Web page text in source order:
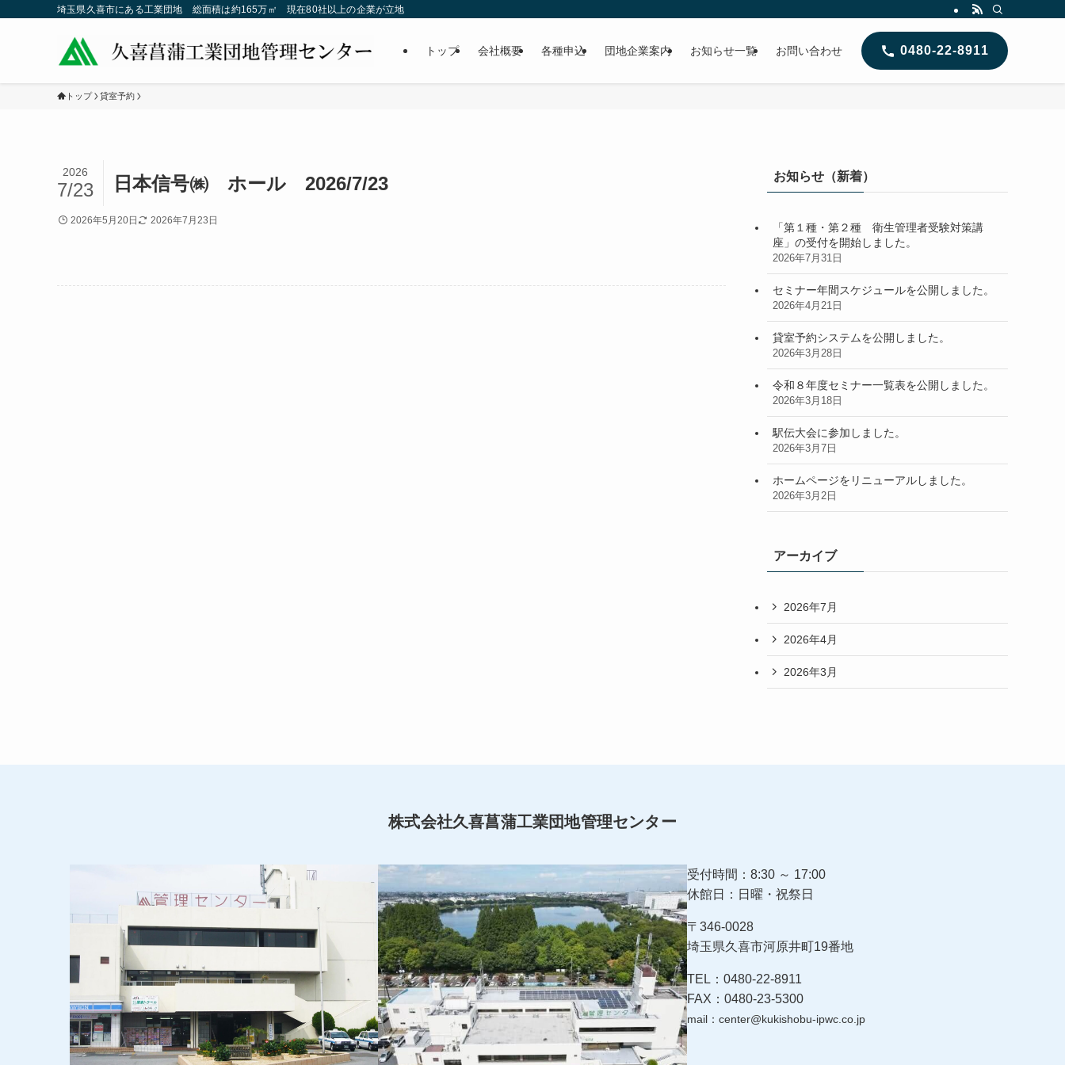
埼玉県久喜市にある工業団地 総面積は約165万㎡ 現在80社以上の企業が立地
トップ 会社概要 各種申込 団地企業案内 お知らせ一覧 お問い合わせ 0480-22-8911
トップ 貸室予約
日本信号㈱ ホール 2026/7/23
2026
7/23
2026年5月20日 2026年7月23日
お知らせ（新着）
「第１種・第２種 衛生管理者受験対策講
座」の受付を開始しました。
2026年7月31日
セミナー年間スケジュールを公開しました。
2026年4月21日
貸室予約システムを公開しました。
2026年3月28日
令和８年度セミナー一覧表を公開しました。
2026年3月18日
駅伝大会に参加しました。
2026年3月7日
ホームページをリニューアルしました。
2026年3月2日
アーカイブ
2026年7月
2026年4月
2026年3月
株式会社久喜菖蒲工業団地管理センター
受付時間：8:30 ～ 17:00
休館日：日曜・祝祭日
〒346-0028
埼玉県久喜市河原井町19番地
TEL：0480-22-8911
FAX：0480-23-5300
mail：center@kukishobu-ipwc.co.jp